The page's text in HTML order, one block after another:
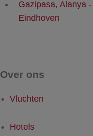
Gazipasa, Alanya -
Eindhoven
Over ons
Vluchten
Hotels